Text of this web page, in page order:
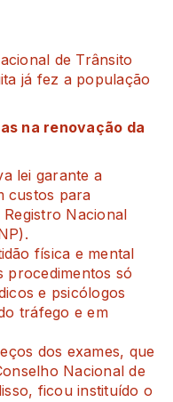
de Trânsito
já fez a população
na renovação da
lei garante a
custos para
Nacional
física e mental
procedimentos só
e psicólogos
tráfego e em
dos exames, que
Nacional de
ficou instituído o